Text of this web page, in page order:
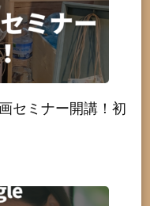
セミナー開講！初